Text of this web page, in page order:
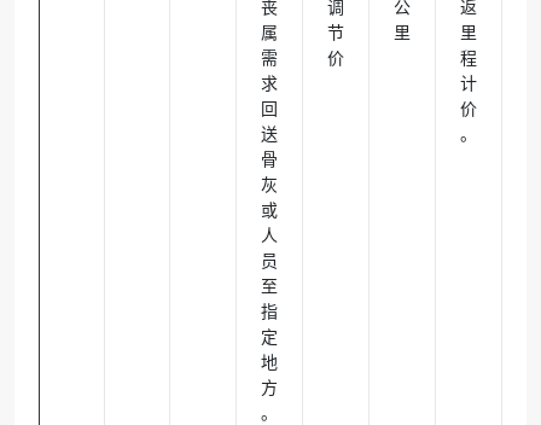
丧
属
需
求
回
送
骨
灰
或
人
员
至
指
定
地
方
。
调
节
价
公
里
返
里
程
计
价
。